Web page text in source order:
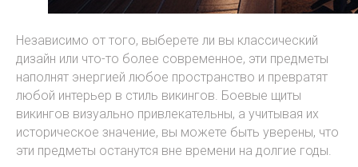
Независимо от того, выберете ли вы классический
дизайн или что-то более современное, эти предметы
наполнят энергией любое пространство и превратят
любой интерьер в стиль викингов. Боевые щиты
викингов визуально привлекательны, а учитывая их
историческое значение, вы можете быть уверены, что
эти предметы останутся вне времени на долгие годы.